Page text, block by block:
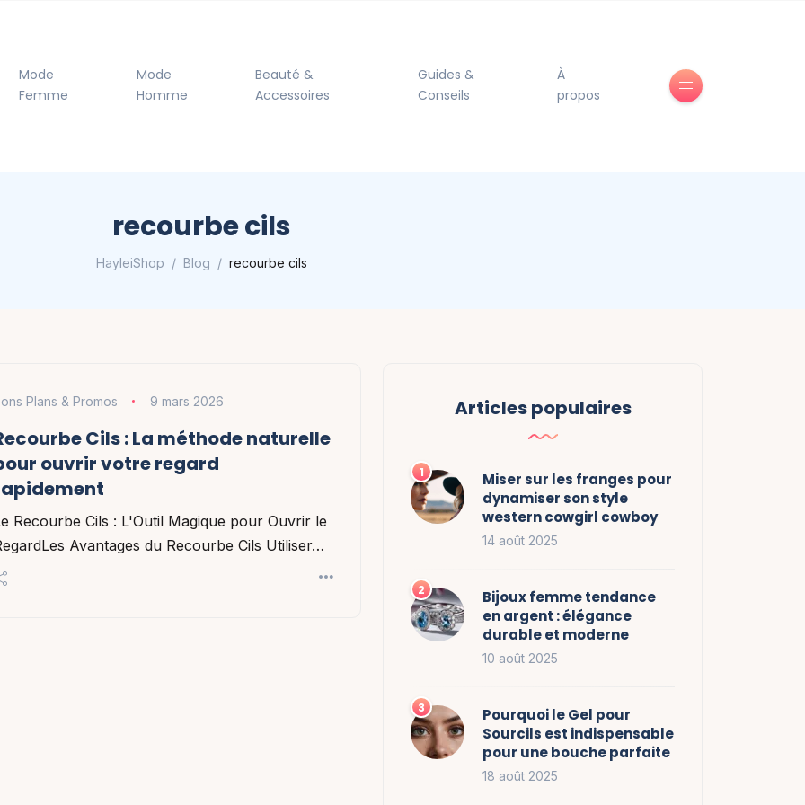
Mode
Femme
Mode
Homme
Beauté &
Accessoires
Guides &
Conseils
À
propos
recourbe cils
HayleiShop Blog recourbe cils
Plans & Promos 9 mars 2026
Cils : La méthode naturelle
ouvrir votre regard
Recourbe Cils : L'Outil Magique pour Ouvrir le
Avantages du Recourbe Cils Utiliser…
Articles populaires
Miser sur les franges pour
dynamiser son style
western cowgirl cowboy
14 août 2025
Bijoux femme tendance
en argent : élégance
durable et moderne
10 août 2025
Pourquoi le Gel pour
Sourcils est indispensable
pour une bouche parfaite
18 août 2025